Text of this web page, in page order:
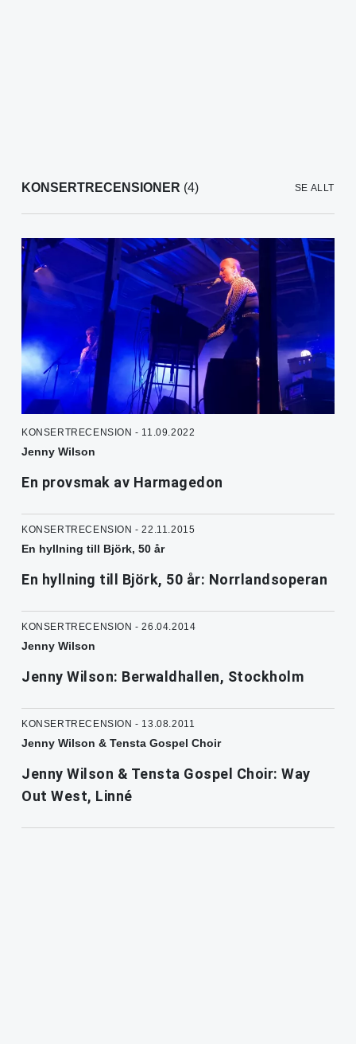
KONSERTRECENSIONER (4) SE ALLT
KONSERTRECENSION - 11.09.2022
Jenny Wilson
En provsmak av Harmagedon
KONSERTRECENSION - 22.11.2015
En hyllning till Björk, 50 år
En hyllning till Björk, 50 år: Norrlandsoperan
KONSERTRECENSION - 26.04.2014
Jenny Wilson
Jenny Wilson: Berwaldhallen, Stockholm
KONSERTRECENSION - 13.08.2011
Jenny Wilson & Tensta Gospel Choir
Jenny Wilson & Tensta Gospel Choir: Way
Out West, Linné